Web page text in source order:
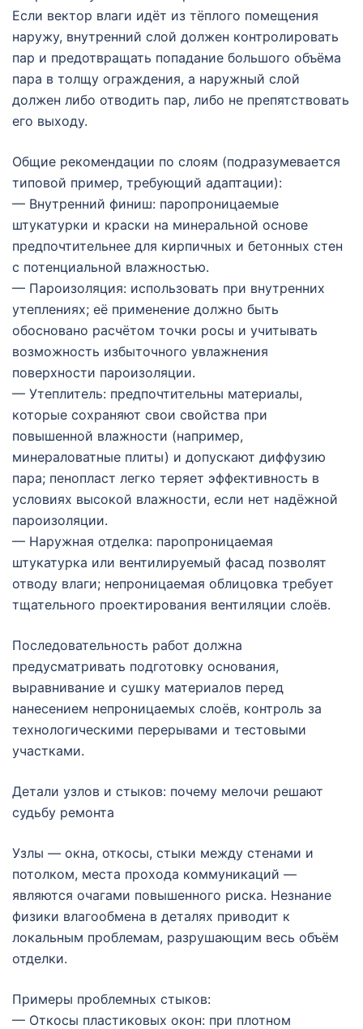
Если вектор влаги идёт из тёплого помещения
наружу, внутренний слой должен контролировать
пар и предотвращать попадание большого объёма
пара в толщу ограждения, а наружный слой
должен либо отводить пар, либо не препятствовать
его выходу.
Общие рекомендации по слоям (подразумевается
типовой пример, требующий адаптации):
— Внутренний финиш: паропроницаемые
штукатурки и краски на минеральной основе
предпочтительнее для кирпичных и бетонных стен
с потенциальной влажностью.
— Пароизоляция: использовать при внутренних
утеплениях; её применение должно быть
обосновано расчётом точки росы и учитывать
возможность избыточного увлажнения
поверхности пароизоляции.
— Утеплитель: предпочтительны материалы,
которые сохраняют свои свойства при
повышенной влажности (например,
минераловатные плиты) и допускают диффузию
пара; пенопласт легко теряет эффективность в
условиях высокой влажности, если нет надёжной
пароизоляции.
— Наружная отделка: паропроницаемая
штукатурка или вентилируемый фасад позволят
отводу влаги; непроницаемая облицовка требует
тщательного проектирования вентиляции слоёв.
Последовательность работ должна
предусматривать подготовку основания,
выравнивание и сушку материалов перед
нанесением непроницаемых слоёв, контроль за
технологическими перерывами и тестовыми
участками.
Детали узлов и стыков: почему мелочи решают
судьбу ремонта
Узлы — окна, откосы, стыки между стенами и
потолком, места прохода коммуникаций —
являются очагами повышенного риска. Незнание
физики влагообмена в деталях приводит к
локальным проблемам, разрушающим весь объём
отделки.
Примеры проблемных стыков:
— Откосы пластиковых окон: при плотном